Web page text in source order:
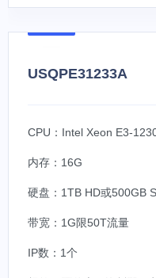
USQPE31233A
CPU：Intel Xeon E3-
内存：16G
硬盘：1TB HD或500GB
带宽：1G限50T流量
IP数：1个